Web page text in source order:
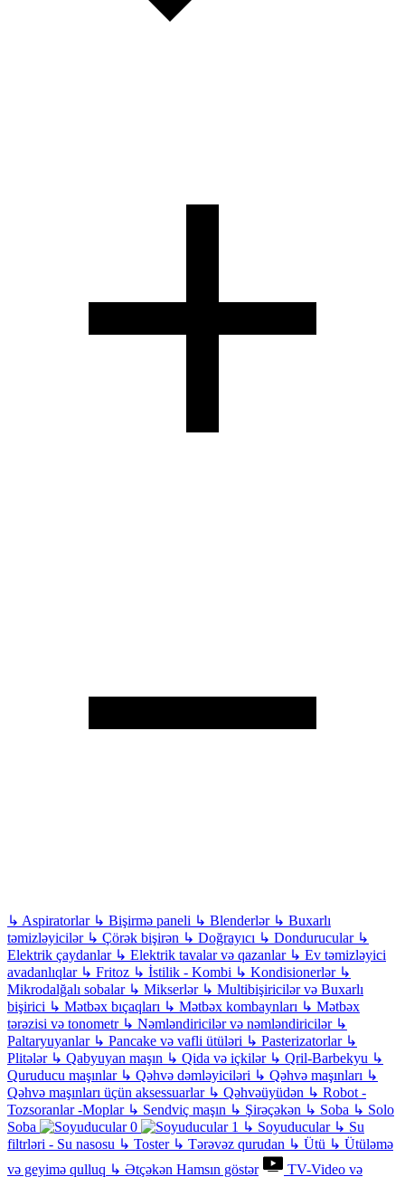
↳ Aspiratorlar ↳ Bişirmə paneli ↳ Blenderlər ↳ Buxarlı
təmizləyicilər ↳ Çörək bişirən ↳ Doğrayıcı ↳ Dondurucular ↳
Elektrik çaydanlar ↳ Elektrik tavalar və qazanlar ↳ Ev təmizləyici
avadanlıqlar ↳ Fritoz ↳ İstilik - Kombi ↳ Kondisionerlər ↳
Mikrodalğalı sobalar ↳ Mikserlər ↳ Multibişiricilər və Buxarlı
bişirici ↳ Mətbəx bıçaqları ↳ Mətbəx kombaynları ↳ Mətbəx
tərəzisi və tonometr ↳ Nəmləndiricilər və nəmləndiricilər ↳
Paltaryuyanlar ↳ Pancake və vafli ütüləri ↳ Pasterizatorlar ↳
Plitələr ↳ Qabyuyan maşın ↳ Qida və içkilər ↳ Qril-Barbekyu ↳
Quruducu maşınlar ↳ Qəhvə dəmləyiciləri ↳ Qəhvə maşınları ↳
Qəhvə maşınları üçün aksessuarlar ↳ Qəhvəüyüdən ↳ Robot -
Tozsoranlar -Moplar ↳ Sendviç maşın ↳ Şirəçəkən ↳ Soba ↳ Solo
Soba
↳ Soyuducular ↳ Su
filtrləri - Su nasosu ↳ Toster ↳ Tərəvəz qurudan ↳ Ütü ↳ Ütüləmə
və geyimə qulluq ↳ Ətçəkən Hamsın göstər
TV-Video və